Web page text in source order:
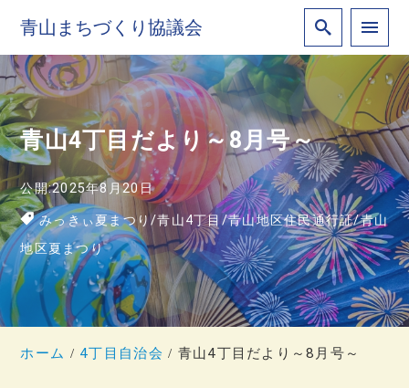
青山まちづくり協議会
青山4丁目だより～8月号～
公開:2025年8月20日
みっきぃ夏まつり/青山4丁目 /青山地区住民通行証/青山
地区夏まつり
ホーム 4丁目自治会 青山4丁目だより～8月号～